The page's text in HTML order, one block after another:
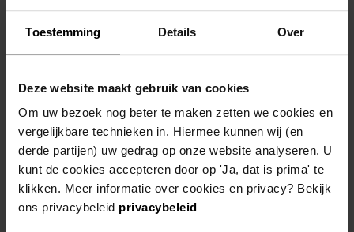
Toestemming Details Over
Deze website maakt gebruik van cookies
Om uw bezoek nog beter te maken zetten we cookies en
vergelijkbare technieken in. Hiermee kunnen wij (en
derde partijen) uw gedrag op onze website analyseren. U
kunt de cookies accepteren door op 'Ja, dat is prima' te
klikken. Meer informatie over cookies en privacy? Bekijk
ons privacybeleid privacybeleid
Helaas, er is een fout opgetreden
Mogelijk kunt u deze pagina niet bezoeken door:
een verouderde bladwijzer/favoriet
een zoekmachine heeft eenverouderde lijst van de website
eenfout getyptadres